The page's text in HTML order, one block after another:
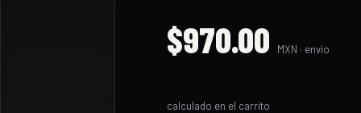
$970.00 MXN · envío
calculado en el carrito